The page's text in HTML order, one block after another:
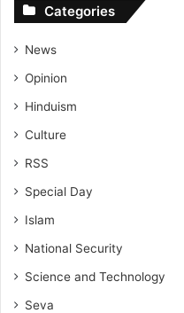
Categories
News
Opinion
Hinduism
Culture
RSS
Special Day
Islam
National Security
Science and Technology
Seva